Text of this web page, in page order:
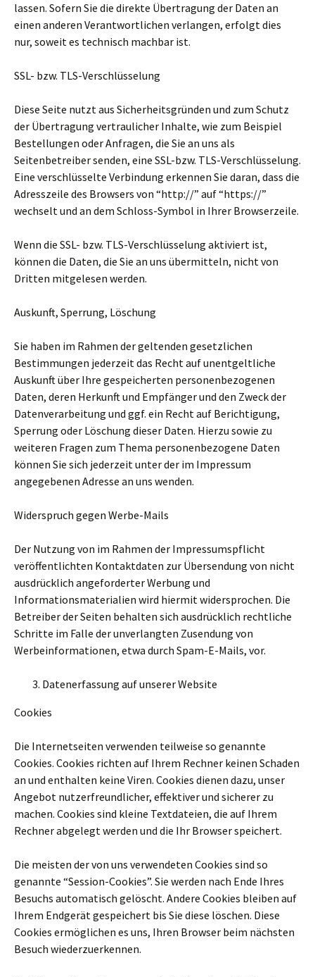
lassen. Sofern Sie die direkte Übertragung der Daten an
einen anderen Verantwortlichen verlangen, erfolgt dies
nur, soweit es technisch machbar ist.
SSL- bzw. TLS-Verschlüsselung
Diese Seite nutzt aus Sicherheitsgründen und zum Schutz
der Übertragung vertraulicher Inhalte, wie zum Beispiel
Bestellungen oder Anfragen, die Sie an uns als
Seitenbetreiber senden, eine SSL-bzw. TLS-Verschlüsselung.
Eine verschlüsselte Verbindung erkennen Sie daran, dass die
Adresszeile des Browsers von “http://” auf “https://”
wechselt und an dem Schloss-Symbol in Ihrer Browserzeile.
Wenn die SSL- bzw. TLS-Verschlüsselung aktiviert ist,
können die Daten, die Sie an uns übermitteln, nicht von
Dritten mitgelesen werden.
Auskunft, Sperrung, Löschung
Sie haben im Rahmen der geltenden gesetzlichen
Bestimmungen jederzeit das Recht auf unentgeltliche
Auskunft über Ihre gespeicherten personenbezogenen
Daten, deren Herkunft und Empfänger und den Zweck der
Datenverarbeitung und ggf. ein Recht auf Berichtigung,
Sperrung oder Löschung dieser Daten. Hierzu sowie zu
weiteren Fragen zum Thema personenbezogene Daten
können Sie sich jederzeit unter der im Impressum
angegebenen Adresse an uns wenden.
Widerspruch gegen Werbe-Mails
Der Nutzung von im Rahmen der Impressumspflicht
veröffentlichten Kontaktdaten zur Übersendung von nicht
ausdrücklich angeforderter Werbung und
Informationsmaterialien wird hiermit widersprochen. Die
Betreiber der Seiten behalten sich ausdrücklich rechtliche
Schritte im Falle der unverlangten Zusendung von
Werbeinformationen, etwa durch Spam-E-Mails, vor.
Datenerfassung auf unserer Website
Cookies
Die Internetseiten verwenden teilweise so genannte
Cookies. Cookies richten auf Ihrem Rechner keinen Schaden
an und enthalten keine Viren. Cookies dienen dazu, unser
Angebot nutzerfreundlicher, effektiver und sicherer zu
machen. Cookies sind kleine Textdateien, die auf Ihrem
Rechner abgelegt werden und die Ihr Browser speichert.
Die meisten der von uns verwendeten Cookies sind so
genannte “Session-Cookies”. Sie werden nach Ende Ihres
Besuchs automatisch gelöscht. Andere Cookies bleiben auf
Ihrem Endgerät gespeichert bis Sie diese löschen. Diese
Cookies ermöglichen es uns, Ihren Browser beim nächsten
Besuch wiederzuerkennen.